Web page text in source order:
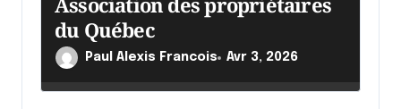
t
i
c
l
du Québec
Paul Alexis Francois Avr 3, 2026